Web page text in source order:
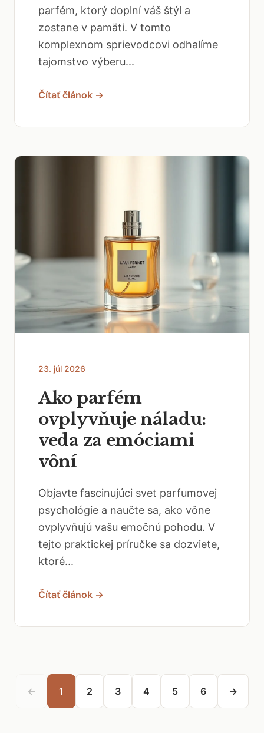
parfém, ktorý doplní váš štýl a
zostane v pamäti. V tomto
komplexnom sprievodcovi odhalíme
tajomstvo výberu...
Čítať článok →
23. júl 2026
Ako parfém
ovplyvňuje náladu:
veda za emóciami
vôní
Objavte fascinujúci svet parfumovej
psychológie a naučte sa, ako vône
ovplyvňujú vašu emočnú pohodu. V
tejto praktickej príručke sa dozviete,
ktoré...
Čítať článok →
← 1 2 3 4 5 6 →